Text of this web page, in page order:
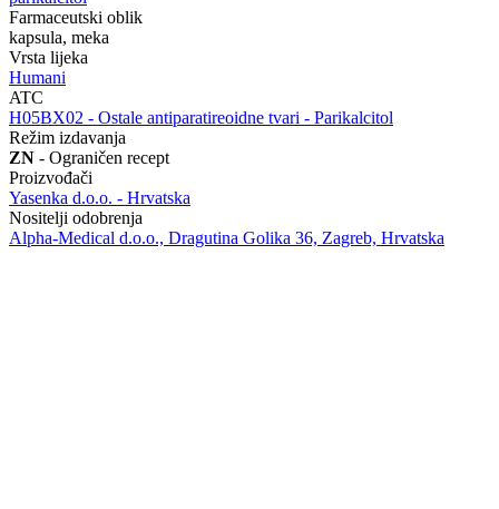
Farmaceutski oblik
kapsula, meka
Vrsta lijeka
Humani
ATC
‍H05BX02 - Ostale antiparatireoidne tvari - Parikalcitol
Režim izdavanja
ZN - Ograničen recept
Proizvođači
Yasenka d.o.o. - Hrvatska
Nositelji odobrenja
Alpha-Medical d.o.o., Dragutina Golika 36, Zagreb, Hrvatska